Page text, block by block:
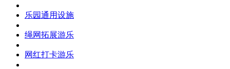
乐园通用设施
绳网拓展游乐
网红打卡游乐